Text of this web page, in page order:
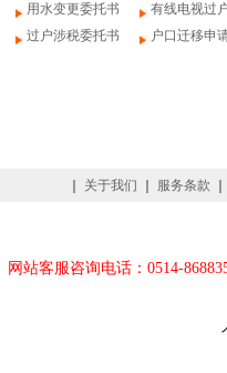
用水变更委托书
有线电视过
过户涉税委托书
户口迁移申
关于我们 服务条款
网站客服咨询电话：0514-